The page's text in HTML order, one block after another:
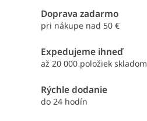
Doprava zadarmo
pri nákupe nad 50 €
Expedujeme ihneď
až 20 000 položiek skladom
Rýchle dodanie
do 24 hodín